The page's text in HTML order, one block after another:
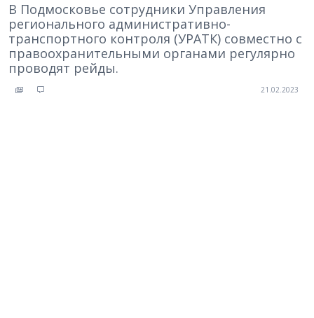
В Подмосковье сотрудники Управления
регионального административно-
транспортного контроля (УРАТК) совместно с
правоохранительными органами регулярно
проводят рейды.
21.02.2023